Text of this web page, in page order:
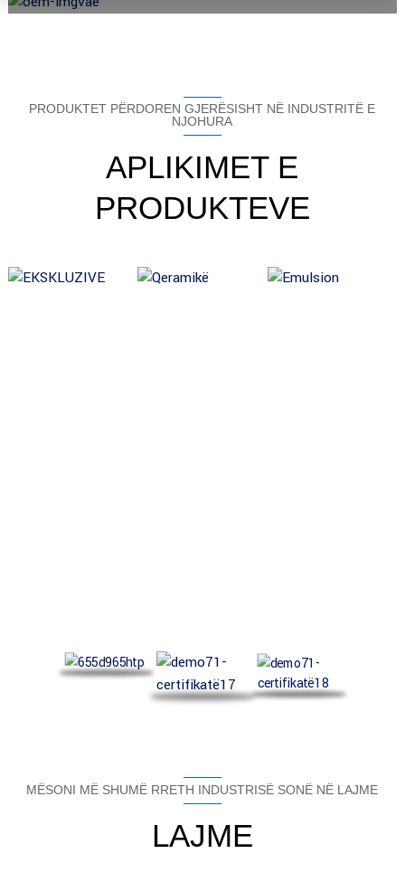
PRODUKTET PËRDOREN GJERËSISHT NË INDUSTRITË E
NJOHURA
APLIKIMET E
PRODUKTEVE
MËSONI MË SHUMË RRETH INDUSTRISË SONË NË LAJME
LAJME